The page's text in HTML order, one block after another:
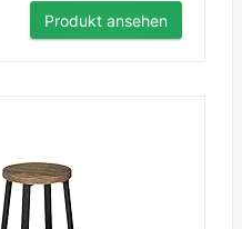
Produkt ansehen